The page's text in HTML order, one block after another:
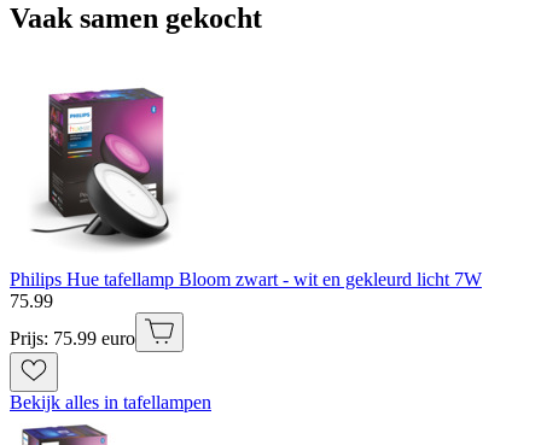
Vaak samen gekocht
Philips Hue tafellamp Bloom zwart - wit en gekleurd licht 7W
75.99
Prijs: 75.99 euro
Bekijk alles in tafellampen